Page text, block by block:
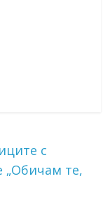
с
„Обичам те,